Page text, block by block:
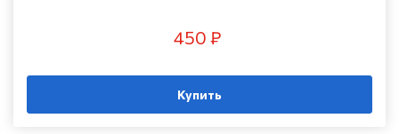
450 ₽
Купить